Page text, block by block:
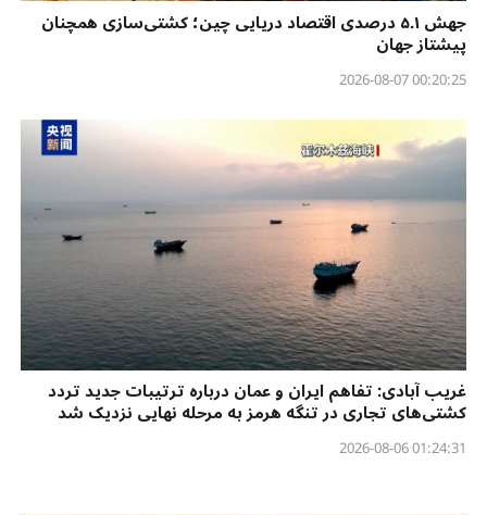
جهش ۵.۱ درصدی اقتصاد دریایی چین؛ کشتی‌سازی همچنان
پیشتاز جهان
00:20:25 2026-08-07
غریب آبادی: تفاهم ایران و عمان درباره ترتیبات جدید تردد
کشتی‌های تجاری در تنگه هرمز به مرحله نهایی نزدیک شد
01:24:31 2026-08-06